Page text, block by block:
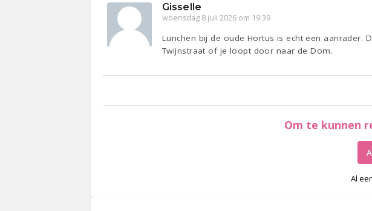
Gisselle
woensdag 8 juli 2026 om 19:39
Lunchen bij de oude Hortus is echt een aanrader.
Twijnstraat of je loopt door naar de Dom.
Om te kunnen
Al